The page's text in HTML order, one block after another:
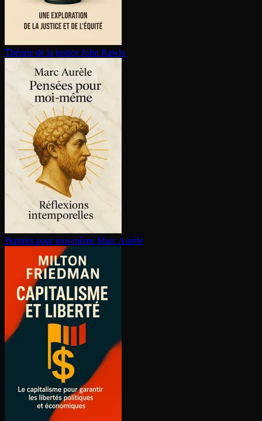
Théorie de la justice John Rawls
Pensées pour moi-même Marc Aurèle